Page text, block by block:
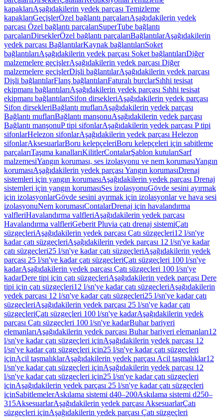
kapaklarıAşağıdakilerin yedek parçası Temizleme
kapaklarıGeçişlerÖzel bağlantı parçalarıAşağıdakilerin yedek
parçası Özel bağlantı parçalarıSuperTube bağlantı
parçalarıDirseklerÖzel bağlantı parçalarıBağlantılarAşağıdakilerin
yedek parçası BağlantılarKaynak bağlantılarıSoket
bağlantılarıAşağıdakilerin yedek parçası Soket bağlantılarıDiğer
malzemelere geçişlerAşağıdakilerin yedek parçası Diğer
malzemelere geçişlerDişli bağlantılarAşağıdakilerin yedek parçası
Dişli bağlantılarFlanş bağlantılarıFaturalı burçlarSıhhi tesisat
ekipmanı bağlantılarıAşağıdakilerin yedek parçası Sıhhi tesisat
ekipmanı bağlantılarıSifon dirsekleriAşağıdakilerin yedek parçası
Sifon dirsekleriBağlantı muflarıAşağıdakilerin yedek parçası
Bağlantı muflarıBağlantı manşonuAşağıdakilerin yedek parçası
Bağlantı manşonuP tipi sifonlarAşağıdakilerin yedek parçası P tipi
sifonlarHelezon sifonlarAşağıdakilerin yedek parçası Helezon
sifonlarAksesuarlarBoru kelepçeleriBoru kelepçeleri için sabitleme
parçalarıTaşıma kanallarıKilitlerContalarŞablon kutularıSarf
malzemesiYangın koruması, ses izolasyonu ve nem korumasıYangın
korumasıAşağıdakilerin yedek parçası Yangın korumasıDrenaj
sistemleri için yangın korumasıAşağıdakilerin yedek parçası Drenaj
sistemleri için yangın korumasıSes izolasyonuGövde sesini ayırmak
için izolasyonlarGövde sesini ayırmak için izolasyonlar ve hava sesi
izolasyonuNem korumasıContalarDrenaj için havalandırma
valfleriHavalandırma valfleriAşağıdakilerin yedek parçası
Havalandırma valfleriGeberit Pluvia çatı drenaj sistemiÇatı
süzgeçleriAşağıdakilerin yedek parçası Çatı süzgeçleri12 l/sn'ye
kadar çatı süzgeçleriAşağıdakilerin yedek parçası 12 l/sn'ye kadar
çatı süzgeçleri25 l/sn'ye kadar çatı süzgeçleriAşağıdakilerin yedek
parçası 25 l/sn'ye kadar çatı süzgeçleriÇatı süzgeçleri 100 l/sn'ye
kadarAşağıdakilerin yedek parçası Çatı süzgeçleri 100 l/sn'ye
kadarDere tipi için çatı süzgeçleriAşağıdakilerin yedek parçası Dere
tipi için çatı süzgeçleri12 l/sn'ye kadar çatı süzgeçleriAşağıdakilerin
yedek parçası 12 l/sn'ye kadar çatı süzgeçleri25 l/sn'ye kadar çatı
süzgeçleriAşağıdakilerin yedek parçası 25 l/sn'ye kadar çatı
süzgeçleriÇatı süzgeçleri 100 l/sn'ye kadarAşağıdakilerin yedek
parçası Çatı süzgeçleri 100 l/sn'ye kadarBuhar bariyeri
elemanlarıAşağıdakilerin yedek parçası Buhar bariyeri elemanları12
l/sn'ye kadar çatı süzgeçleri içinAşağıdakilerin yedek parçası 12
l/sn'ye kadar çatı süzgeçleri için25 l/sn'ye kadar çatı süzgeçleri
içinAcil taşmalıklarAşağıdakilerin yedek parçası Acil taşmalıklar12
l/sn'ye kadar çatı süzgeçleri içinAşağıdakilerin yedek parçası 12
l/sn'ye kadar çatı süzgeçleri için25 l/sn'ye kadar çatı süzgeçleri
içinAşağıdakilerin yedek parçası 25 l/sn'ye kadar çatı süzgeçleri
içinSabitlemelerAskılama sistemi d40–200Askılama sistemi d250–
315AksesuarlarAşağıdakilerin yedek parçası AksesuarlarÇatı
süzgeçleri içinAşağıdakilerin yedek parçası Çatı süzgeçleri